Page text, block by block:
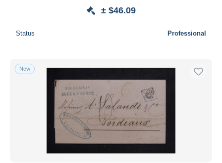
± $46.09
Status Professional
New